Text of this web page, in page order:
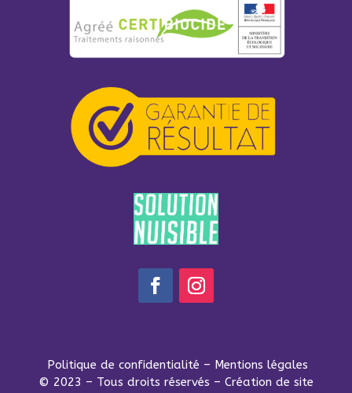
Politique de confidentialité – Mentions légales
© 2023 – Tous droits réservés – Création de site